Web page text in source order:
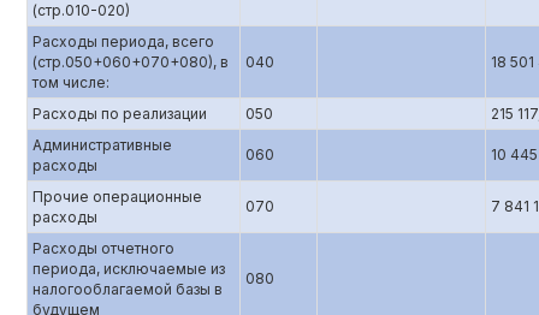
(стр.010-020)
Расходы периода, всего
(стр.050+060+070+080), в
том числе:
040 18
Расходы по реализации 050
215
Административные
расходы
060 10
Прочие операционные
расходы
070 7 841
Расходы отчетного
периода, исключаемые из
налогооблагаемой базы в
будущем
080